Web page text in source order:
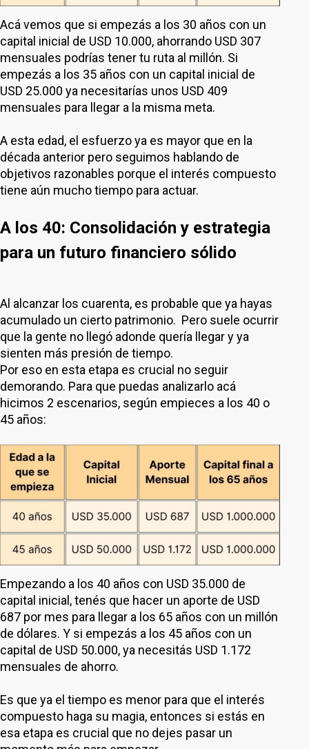
Acá vemos que si empezás a los 30 años con un
capital inicial de USD 10.000, ahorrando USD 307
mensuales podrías tener tu ruta al millón. Si
empezás a los 35 años con un capital inicial de
USD 25.000 ya necesitarías unos USD 409
mensuales para llegar a la misma meta.
A esta edad, el esfuerzo ya es mayor que en la
década anterior pero seguimos hablando de
objetivos razonables porque el interés compuesto
tiene aún mucho tiempo para actuar.
A los 40: Consolidación y estrategia
para un futuro financiero sólido
Al alcanzar los cuarenta, es probable que ya hayas
acumulado un cierto patrimonio. Pero suele ocurrir
que la gente no llegó adonde quería llegar y ya
sienten más presión de tiempo.
Por eso en esta etapa es crucial no seguir
demorando. Para que puedas analizarlo acá
hicimos 2 escenarios, según empieces a los 40 o
45 años:
Empezando a los 40 años con USD 35.000 de
capital inicial, tenés que hacer un aporte de USD
687 por mes para llegar a los 65 años con un millón
de dólares. Y si empezás a los 45 años con un
capital de USD 50.000, ya necesitás USD 1.172
mensuales de ahorro.
Es que ya el tiempo es menor para que el interés
compuesto haga su magia, entonces si estás en
esa etapa es crucial que no dejes pasar un